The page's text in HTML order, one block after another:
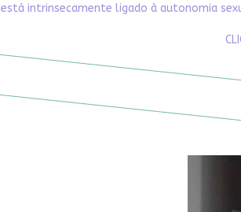
está intrinsecamente ligado à autonomia